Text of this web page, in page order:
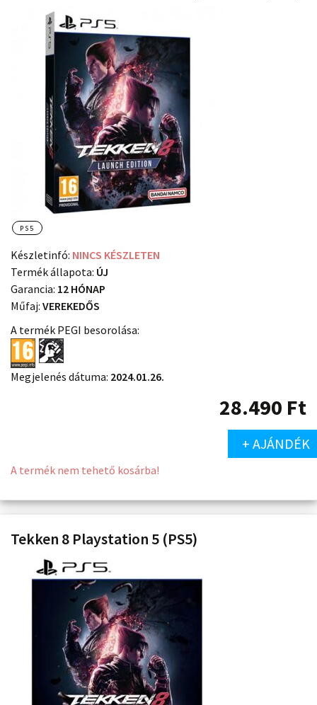
PS5
Készletinfó: NINCS KÉSZLETEN
Termék állapota: ÚJ
Garancia: 12 HÓNAP
Műfaj: VEREKEDŐS
A termék PEGI besorolása:
Megjelenés dátuma: 2024.01.26.
28.490 Ft
+ AJÁNDÉK
A termék nem tehető kosárba!
Tekken 8 Playstation 5 (PS5)